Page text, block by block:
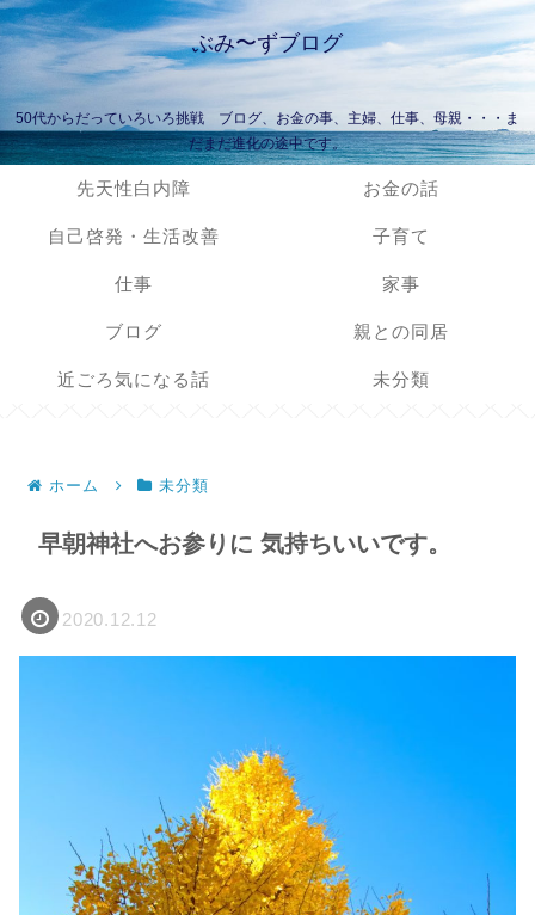
ぶみ〜ずブログ
50代からだっていろいろ挑戦 ブログ、お金の事、主婦、仕事、母親・・・ま
だまだ進化の途中です。
先天性白内障 お金の話
自己啓発・生活改善 子育て
仕事 家事
ブログ 親との同居
近ごろ気になる話 未分類
ホーム 未分類
早朝神社へお参りに 気持ちいいです。
2020.12.12